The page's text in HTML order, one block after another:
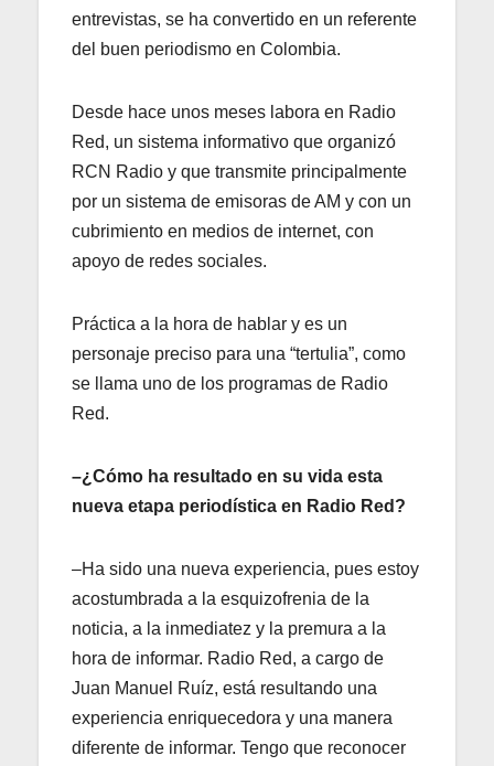
entrevistas, se ha convertido en un referente
del buen periodismo en Colombia.
Desde hace unos meses labora en Radio
Red, un sistema informativo que organizó
RCN Radio y que transmite principalmente
por un sistema de emisoras de AM y con un
cubrimiento en medios de internet, con
apoyo de redes sociales.
Práctica a la hora de hablar y es un
personaje preciso para una “tertulia”, como
se llama uno de los programas de Radio
Red.
–¿Cómo ha resultado en su vida esta
nueva etapa periodística en Radio Red?
–Ha sido una nueva experiencia, pues estoy
acostumbrada a la esquizofrenia de la
noticia, a la inmediatez y la premura a la
hora de informar. Radio Red, a cargo de
Juan Manuel Ruíz, está resultando una
experiencia enriquecedora y una manera
diferente de informar. Tengo que reconocer